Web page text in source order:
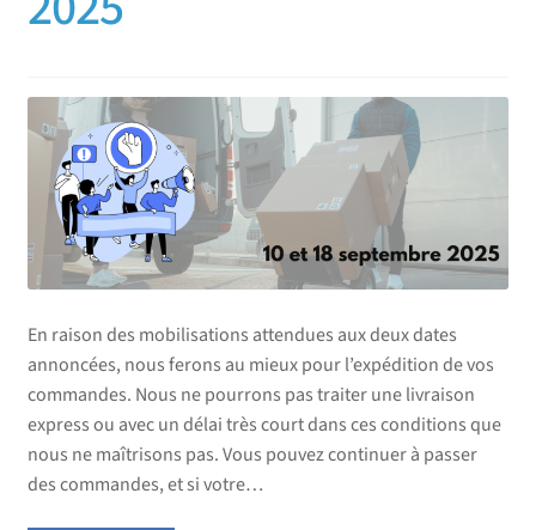
En raison des mobilisations attendues aux deux dates
annoncées, nous ferons au mieux pour l’expédition de vos
commandes. Nous ne pourrons pas traiter une livraison
express ou avec un délai très court dans ces conditions que
nous ne maîtrisons pas. Vous pouvez continuer à passer
des commandes, et si votre…